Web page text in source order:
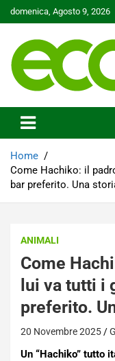
Skip
to
domenica, Agosto 9, 2026
Ecoo.it
Home
Come Hachiko: il
bar preferito. Una
ANIMALI
Come
lui va tutti i
preferito.
20 Novembre 2025
Un “Hachiko” tutto